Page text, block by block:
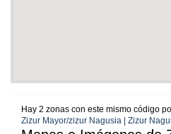
Hay 2 zonas con este mismo código
Zizur Mayor/zizur Nagusia | Zizur